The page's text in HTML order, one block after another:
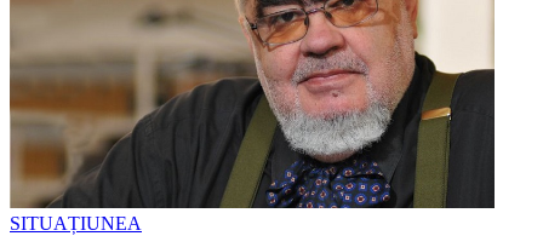
SITUAȚIUNEA